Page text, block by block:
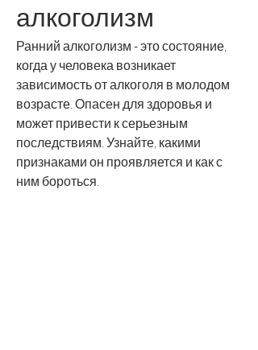
алкоголизм
Ранний алкоголизм - это состояние,
когда у человека возникает
зависимость от алкоголя в молодом
возрасте. Опасен для здоровья и
может привести к серьезным
последствиям. Узнайте, какими
признаками он проявляется и как с
ним бороться.